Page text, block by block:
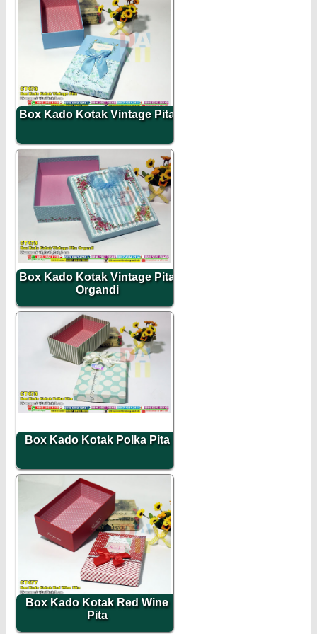
Box Kado Kotak Vintage Pita
Box Kado Kotak Vintage Pita
Organdi
Box Kado Kotak Polka Pita
Box Kado Kotak Red Wine
Pita